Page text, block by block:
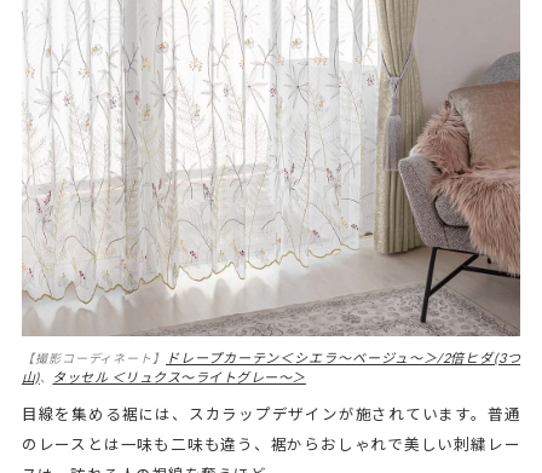
【撮影コーディネート】
ドレープカーテン＜シエラ～ベージュ～＞/2倍ヒダ(3つ
山)、 タッセル ＜リュクス～ライトグレー～＞
目線を集める裾には、スカラップデザインが施されています。普通
のレースとは一味も二味も違う、裾からおしゃれで美しい刺繍レー